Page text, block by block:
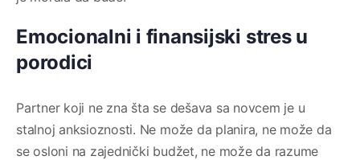
Emocionalni i finansijski stres u
porodici
Partner koji ne zna šta se dešava sa novcem je u
stalnoj anksioznosti. Ne može da planira, ne može da
se osloni na zajednički budžet, ne može da razume